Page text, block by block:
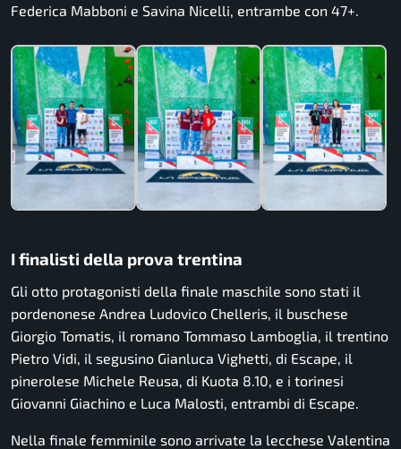
Federica Mabboni e Savina Nicelli, entrambe con 47+.
I finalisti della prova trentina
Gli otto protagonisti della finale maschile sono stati il
pordenonese Andrea Ludovico Chelleris, il buschese
Giorgio Tomatis, il romano Tommaso Lamboglia, il trentino
Pietro Vidi, il segusino Gianluca Vighetti, di Escape, il
pinerolese Michele Reusa, di Kuota 8.10, e i torinesi
Giovanni Giachino e Luca Malosti, entrambi di Escape.
Nella finale femminile sono arrivate la lecchese Valentina